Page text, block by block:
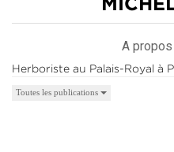
A
Herboriste au Palais-Royal à
Toutes les publications